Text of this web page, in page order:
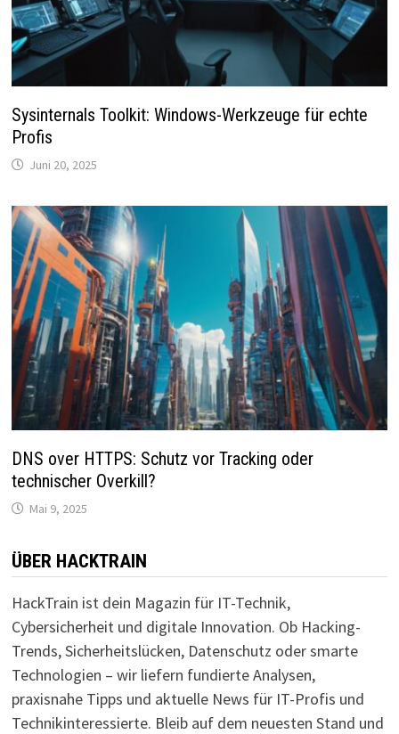
Sysinternals Toolkit: Windows-Werkzeuge für echte
Profis
Juni 20, 2025
DNS over HTTPS: Schutz vor Tracking oder
technischer Overkill?
Mai 9, 2025
ÜBER HACKTRAIN
HackTrain ist dein Magazin für IT-Technik,
Cybersicherheit und digitale Innovation. Ob Hacking-
Trends, Sicherheitslücken, Datenschutz oder smarte
Technologien – wir liefern fundierte Analysen,
praxisnahe Tipps und aktuelle News für IT-Profis und
Technikinteressierte. Bleib auf dem neuesten Stand und